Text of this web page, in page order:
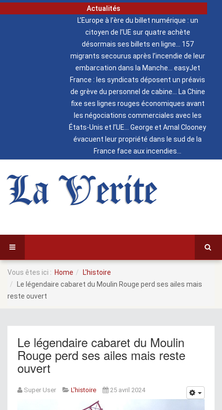
Actualités
L’Europe à l’ère du billet numérique : un
citoyen de l’UE sur quatre achète
désormais ses billets en ligne
157
migrants secourus après l’incendie de leur
embarcation dans la Manche
easyJet
France : les syndicats déposent un préavis
de grève du personnel de cabine
La Chine
fixe ses lignes rouges économiques avant
les négociations commerciales avec les
États-Unis et l’UE
George et Amal Clooney
évacuent leur propriété dans le sud de la
France face aux incendies
La Verite
Vous êtes ici : Home
L'histoire
Le légendaire cabaret du Moulin Rouge perd ses ailes mais
reste ouvert
Le légendaire cabaret du Moulin
Rouge perd ses ailes mais reste
ouvert
Super User L'histoire 25 avril 2024